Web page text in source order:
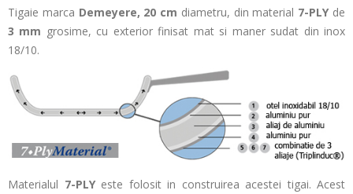
Tigaie marca Demeyere, 20 cm diametru, din material 7-PLYde
3 mm grosime, cu exterior finisat mat si maner sudat din inox
18/10.
Materialul 7-PLY este folosit in construirea acestei tigai. Acest